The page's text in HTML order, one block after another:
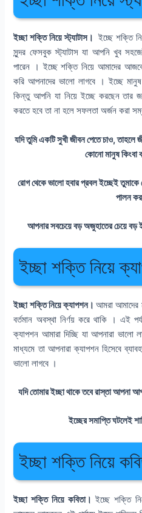
ইচ্ছা শক্তি নিয়ে স্ট্যাটাস।ইচ্ছে শক্তি
সুন্দর ফেসবুক স্ট্যাটাস যা আপনি খুব
পারেন । ইচ্ছে শক্তি নিয়ে আমাদের
করি আপনাদের ভালো লাগবে । ইচ্ছে
কিন্তু আপনি যা নিয়ে ইচ্ছে করছেন
করতে হবে তা না হলে সফলতা অর্জন করা
যদি তুমি একটি সুখী জীবন পেতে চাও, তাহলে
কোনো মানুষ কিংবা
রোগ থেকে ভালো হবার প্রবল ইচ্ছেই
পালন
আপনার সবচেয়ে বড় অজুহাতের চেয়ে বড়
ইচ্ছা শক্তি নিয়ে
ইচ্ছা শক্তি নিয়ে ক্যাপশন।আমরা আমাদের
বর্তমান অবস্থা নির্ণয় করে থাকি । এই
ক্যাপশন আমারা দিচ্ছি যা আপনারা ভালো
মাধ্যমে তা আপনারা ক্যাপশন হিসেবে
ভালো লাগবে ।
যদি তোমার ইচ্ছা থাকে তবে রাস্তা
ইচ্ছের সমাপ্তি ঘটলেই
ইচ্ছা শক্তি নিয়ে
ইচ্ছা শক্তি নিয়ে কবিতা। ইচ্ছে শক্তি